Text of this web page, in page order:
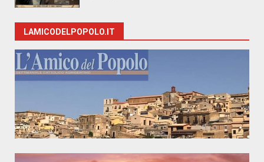
LAMICODELPOPOLO.IT